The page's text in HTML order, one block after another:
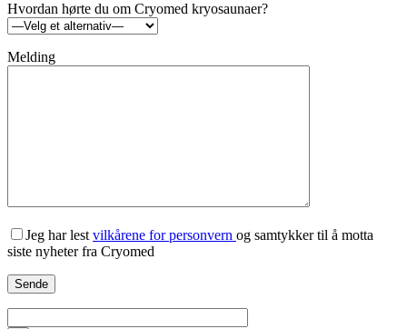
Hvordan hørte du om Cryomed kryosaunaer?
Melding
Jeg har lest vilkårene for personvern og samtykker til å motta
siste nyheter fra Cryomed